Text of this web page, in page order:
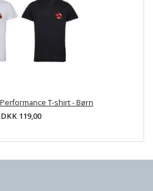
T-shirt - Børn
DKK 119,00